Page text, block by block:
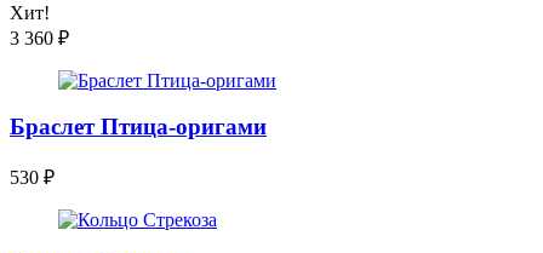
Хит!
3 360 ₽
Браслет Птица-оригами
530 ₽